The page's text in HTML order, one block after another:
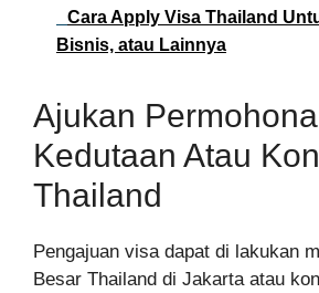
Cara Apply Visa Thailand
Bisnis, atau Lainnya
Ajukan
Kedutaan Atau
Thailand
Pengajuan visa dapat di lakukan
Besar Thailand di Jakarta atau